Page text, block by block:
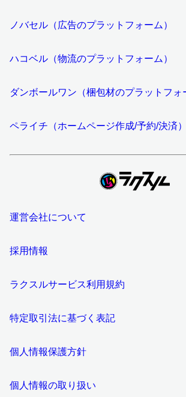
ノバセル（広告のプラットフォーム）
ハコベル（物流のプラットフォーム）
ダンボールワン（梱包材のプラットフォ
ペライチ（ホームページ作成/予約/決済）
運営会社について
採用情報
ラクスルサービス利用規約
特定取引法に基づく表記
個人情報保護方針
個人情報の取り扱い